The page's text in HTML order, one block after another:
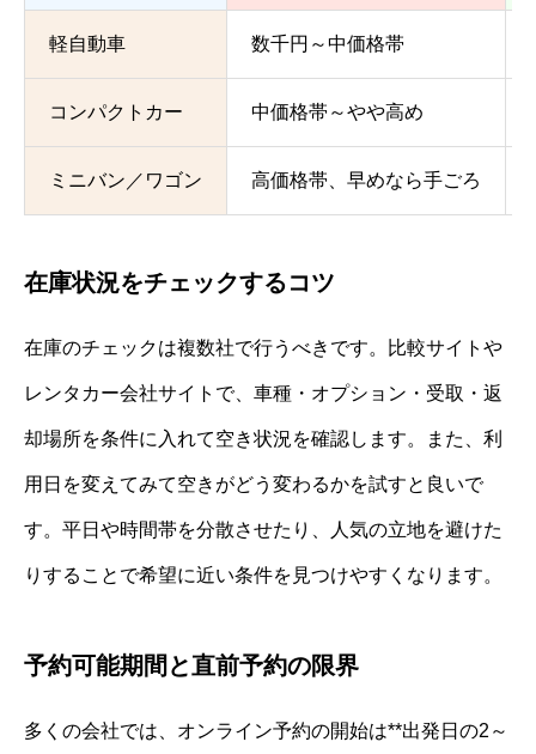
軽自動車 数千円～中価格帯
コンパクトカー 中価格帯～やや高め
ミニバン／ワゴン 高価格帯、早めなら手ごろ
在庫状況をチェックするコツ
在庫のチェックは複数社で行うべきです。比較サイトや
レンタカー会社サイトで、車種・オプション・受取・返
却場所を条件に入れて空き状況を確認します。また、利
用日を変えてみて空きがどう変わるかを試すと良いで
す。平日や時間帯を分散させたり、人気の立地を避けた
りすることで希望に近い条件を見つけやすくなります。
予約可能期間と直前予約の限界
多くの会社では、オンライン予約の開始は**出発日の2～